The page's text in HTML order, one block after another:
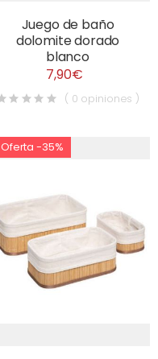
Juego de baño
dolomite dorado
blanco
7,90€
( 0 opiniones )
Oferta -35%